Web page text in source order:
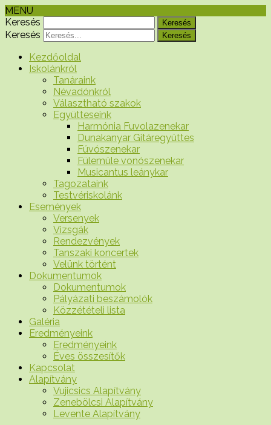
MENU
Keresés
Keresés
Kezdőoldal
Iskolánkról
Tanáraink
Névadónkról
Választható szakok
Együtteseink
Harmónia Fuvolazenekar
Dunakanyar Gitáregyüttes
Fúvószenekar
Fülemüle vonószenekar
Musicantus leánykar
Tagozataink
Testvériskolánk
Események
Versenyek
Vizsgák
Rendezvények
Tanszaki koncertek
Velünk történt
Dokumentumok
Dokumentumok
Pályázati beszámolók
Közzétételi lista
Galéria
Eredményeink
Eredményeink
Éves összesítők
Kapcsolat
Alapítvány
Vujicsics Alapítvány
Zenebölcsi Alapítvány
Levente Alapítvány